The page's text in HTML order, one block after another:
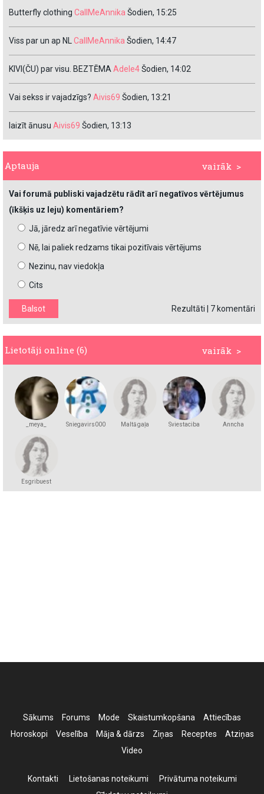
Butterfly clothing CallMeAnnika Šodien, 15:25
Viss par un ap NLCallMeAnnika Šodien, 14:47
KIVI(ČU) par visu. BEZTĒMAAdele4Šodien, 14:02
Vai sekss ir vajadzīgs? Aivis69 Šodien, 13:21
laizīt ānusu Aivis69 Šodien, 13:13
vairāk >
Aptauja
Vai forumā publiski vajadzētu rādīt arī negatīvos vērtējumus
(īkšķis uz leju) komentāriem?
Jā, jāredz arī negatīvie vērtējumi
Nē, lai paliek redzams tikai pozitīvais vērtējums
Nezinu, nav viedokļa
Cits
Rezultāti 7 komentāri
vairāk >
Lietotāji online (6)
_meya_ Sniegavirs000 Maltā gaļa Sviestaciba Anncha
Esgribuest
Sākums Forums Mode Skaistumkopšana
Attiecības
Horoskopi
Veselība Māja & dārzs Ziņas Receptes
Atziņas
Video
Kontakti Lietošanas noteikumi
Privātuma noteikumi